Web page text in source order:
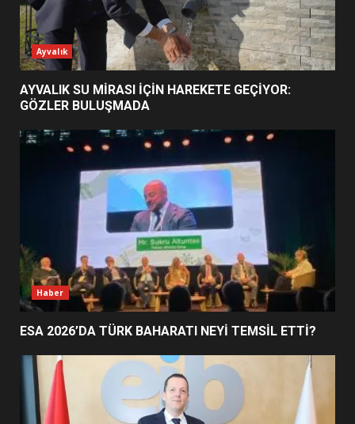
2
ESA 2026’DA TÜRK BAHARATI
NEYİ TEMSİL ETTİ?
EİB’DE KRİTİK ATAMA:
SÜRDÜRÜLEBİLİRLİKTE NE
DEĞİŞECEK?
4
EDREMİT’İN GURURU TÜRKİYE
FİNALİNDE NE BAŞARDI?
5
UZATILDI: NE DEĞİŞTİ?
Ayvalık
AYVALIK SU MİRASI İÇİN HAREKETE GEÇİYOR:
GÖZLER BULUŞMADA
Haber
ESA 2026’DA TÜRK BAHARATI NEYİ TEMSİL ETTİ?